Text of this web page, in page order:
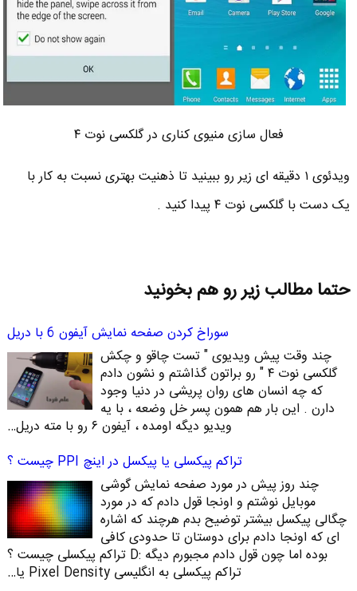
فعال سازی منیوی کناری در گلکسی نوت ۴
ویدئوی ۱ دقیقه ای زیر رو ببینید تا ذهنیت بهتری نسبت به کار با
یک دست با گلکسی نوت ۴ پیدا کنید .
حتما مطالب زیر رو هم بخونید
سوراخ کردن صفحه نمایش آیفون 6 با دریل
چند وقت پیش ویدیوی " تست چاقو و چکش
گلکسی نوت ۴ " رو براتون گذاشتم و نشون دادم
که چه انسان های روان پریشی در دنیا وجود
دارن . این بار هم همون پسر خل وضعه ، با یه
ویدیو دیگه اومده ، آیفون ۶ رو با مته دریل…
تراکم پیکسلی یا پیکسل در اینچ PPI چیست ؟
چند روز پیش در مورد صفحه نمایش گوشی
موبایل نوشتم و اونجا قول دادم که در مورد
چگالی پیکسل بیشتر توضیح بدم هرچند که اشاره
ای که اونجا دادم برای دوستان تا حدودی کافی
بوده اما چون قول دادم مجبورم دیگه :D تراکم پیکسلی چیست ؟
تراکم پیکسلی به انگلیسی Pixel Density یا…